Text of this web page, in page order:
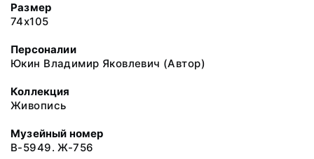
Размер
74x105
Персоналии
Юкин Владимир Яковлевич (Автор)
Коллекция
Живопись
Музейный номер
В-5949. Ж-756